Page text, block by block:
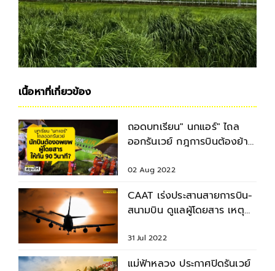
เนื้อหาที่เกี่ยวข้อง
ถอดบทเรียน" นกแอร์" ไถล
ออกรันเวย์ กฎการบินต้องย้าย
02 Aug 2022
CAAT เร่งประสานสายการบิน-
สนามบิน ดูแลผู้โดยสาร เหตุ
31 Jul 2022
แม่ฟ้าหลวง ประกาศปิดรันเวย์